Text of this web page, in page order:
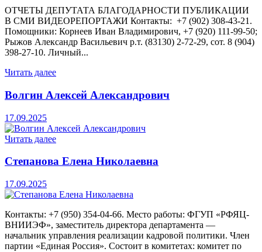
ОТЧЕТЫ ДЕПУТАТА БЛАГОДАРНОСТИ ПУБЛИКАЦИИ
В СМИ ВИДЕОРЕПОРТАЖИ Контакты: +7 (902) 308-43-21.
Помощники: Корнеев Иван Владимирович, +7 (920) 111-99-50;
Рыжов Александр Васильевич р.т. (83130) 2-72-29, сот. 8 (904)
398-27-10. Личный...
Читать далее
Волгин Алексей Александрович
17.09.2025
Читать далее
Степанова Елена Николаевна
17.09.2025
Контакты: +7 (950) 354-04-66. Место работы: ФГУП «РФЯЦ-
ВНИИЭФ», заместитель директора департамента —
начальник управления реализации кадровой политики. Член
партии «Единая Россия». Состоит в комитетах: комитет по